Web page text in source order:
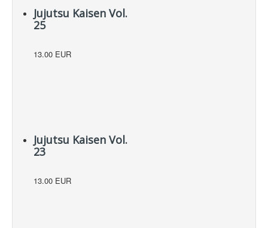
Jujutsu Kaisen Vol.
25
13.00 EUR
Jujutsu Kaisen Vol.
23
13.00 EUR